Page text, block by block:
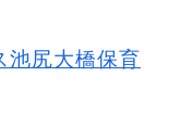
池尻大橋保育